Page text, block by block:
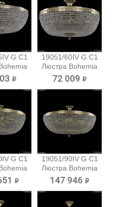
G C1
₽
19051/60IV G C1
Люстра Bohemia
Ivele...
72 009 ₽
G C1
₽
19051/90IV G C1
Люстра Bohemia
Ivele...
147 946 ₽